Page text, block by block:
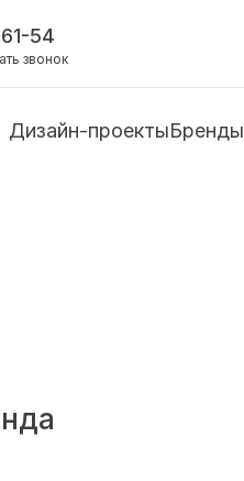
54
звонок
Дизайн-проектыБренды